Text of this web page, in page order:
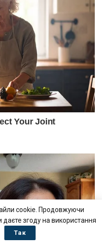
cookie. Продовжуючи
згоду на використання
Так